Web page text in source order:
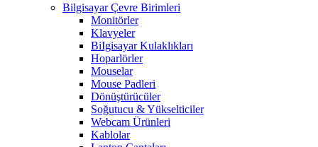
Bilgisayar Çevre Birimleri
Monitörler
Klavyeler
BiIgisayar Kulaklıkları
Hoparlörler
Mouselar
Mouse Padleri
Dönüştürücüler
Soğutucu & Yükselticiler
Webcam Ürünleri
Kablolar